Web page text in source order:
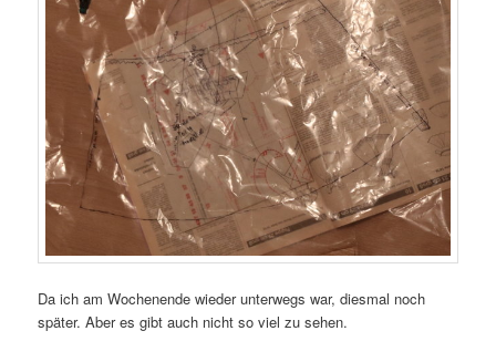
Da ich am Wochenende wieder unterwegs war, diesmal noch
später. Aber es gibt auch nicht so viel zu sehen.